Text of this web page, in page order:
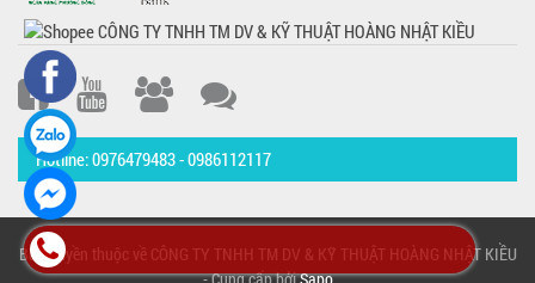
Hotline: 0976479483 - 0986112117
Bản quyền thuộc về CÔNG TY TNHH TM DV & KỸ THUẬT HOÀNG NHẬT KIỀU
- Cung cấp bởiSapo